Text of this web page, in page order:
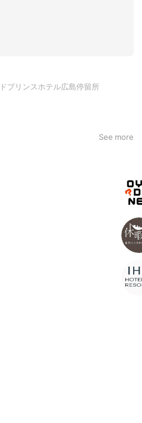
プリンスホテル広島停留所
See more